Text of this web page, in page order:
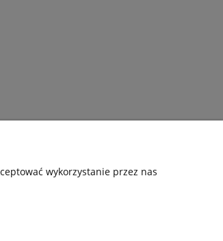
O nas
wykorzystanie przez nas